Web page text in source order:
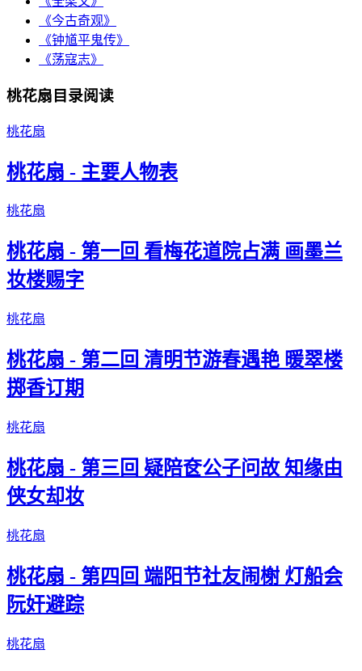
《今古奇观》
《钟馗平鬼传》
《荡寇志》
桃花扇目录阅读
桃花扇
桃花扇 - 主要人物表
桃花扇
桃花扇 - 第一回 看梅花道院占满 画墨兰
妆楼赐字
桃花扇
桃花扇 - 第二回 清明节游春遇艳 暖翠楼
掷香订期
桃花扇
桃花扇 - 第三回 疑陪奁公子问故 知缘由
侠女却妆
桃花扇
桃花扇 - 第四回 端阳节社友闹榭 灯船会
阮奸避踪
桃花扇